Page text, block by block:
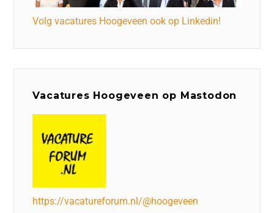
Volg vacatures Hoogeveen ook op Linkedin!
Vacatures Hoogeveen op Mastodon
https://vacatureforum.nl/@hoogeveen